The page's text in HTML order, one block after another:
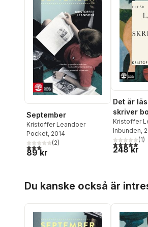
September
Kristoffer Leandoer
Pocket, 2014
3,0utav 5 stjärnor. Totalt antal röster:
(2)
89 kr
Det är
skriver
Kristoffer
Inbunden,
5,0utav 5(1)
248 kr
Du kanske också är